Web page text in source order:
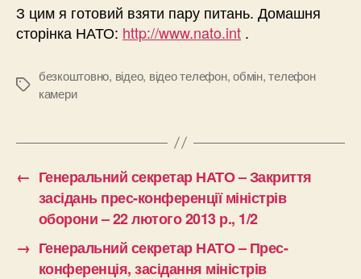
З цим я готовий взяти пару питань. Домашня
сторінка НАТО: http://www.nato.int .
Позначки
безкоштовно, відео, відео телефон,обмін,телефон
камери
← Генеральний секретар НАТО – Закриття
засідань прес-конференції міністрів
оборони – 22 лютого 2013 р., 1/2
→ Генеральний секретар НАТО – Прес-
конференція, засідання міністрів